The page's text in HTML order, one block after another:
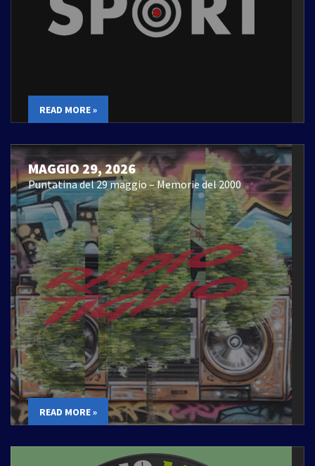
READ MORE »
MAGGIO 29, 2026
Puntatina del 29 maggio – Memorie del 2000
READ MORE »